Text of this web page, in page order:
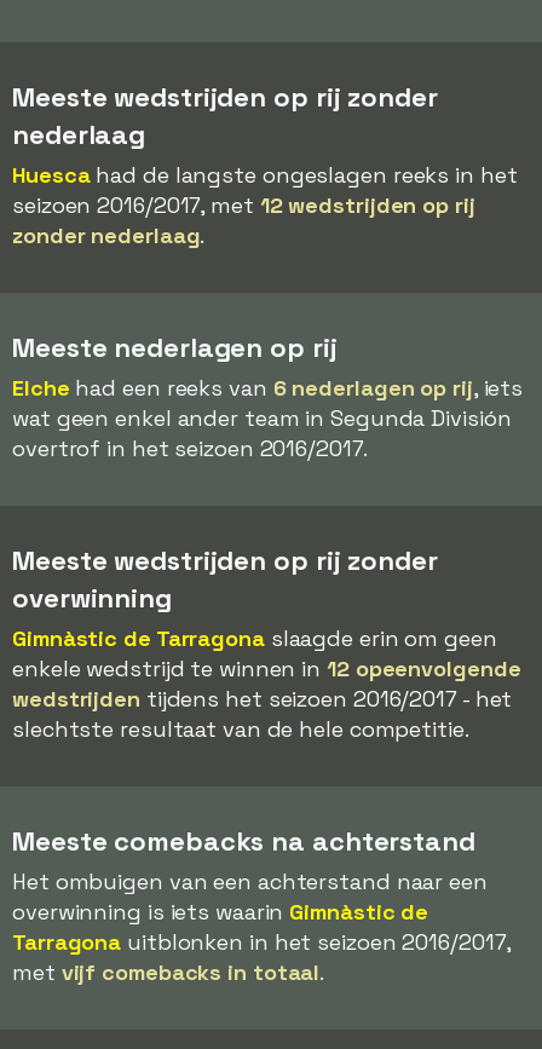
Meeste wedstrijden op rij zonder
nederlaag
Huescahad de langste ongeslagen reeks in het
seizoen 2016/2017, met 12 wedstrijden op rij
zonder nederlaag.
Meeste nederlagen op rij
Elche had een reeks van 6 nederlagen op rij, iets
wat geen enkel ander team in Segunda División
overtrof in het seizoen 2016/2017.
Meeste wedstrijden op rij zonder
overwinning
Gimnàstic de Tarragonaslaagde erin om geen
enkele wedstrijd te winnen in 12 opeenvolgende
wedstrijden tijdens het seizoen 2016/2017 - het
slechtste resultaat van de hele competitie.
Meeste comebacks na achterstand
Het ombuigen van een achterstand naar een
overwinning is iets waarin Gimnàstic de
Tarragona uitblonken in het seizoen 2016/2017,
met vijf comebacks in totaal.